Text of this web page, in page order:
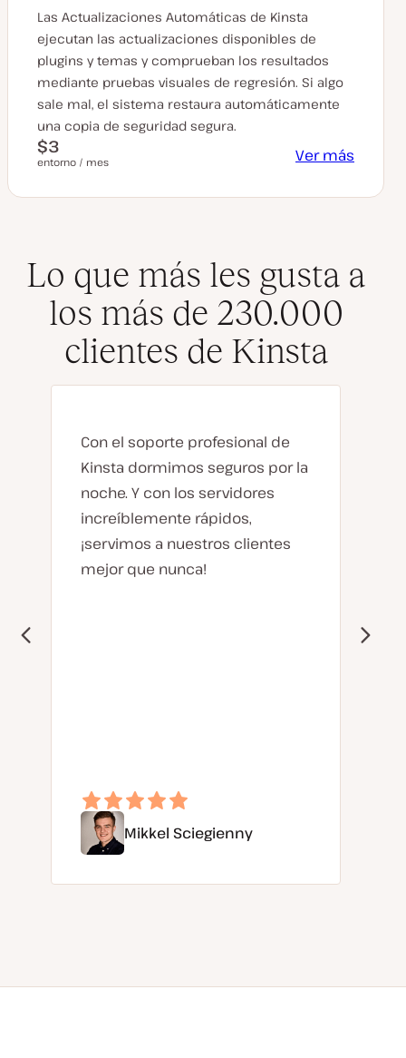
Las Actualizaciones Automáticas de Kinsta
ejecutan las actualizaciones disponibles de
plugins y temas y comprueban los resultados
mediante pruebas visuales de regresión. Si algo
sale mal, el sistema restaura automáticamente
una copia de seguridad segura.
$3
entorno / mes Ver más
Lo que más les gusta a
los más de 230.000
clientes de Kinsta
Con el soporte profesional de
Kinsta dormimos seguros por la
noche. Y con los servidores
increíblemente rápidos,
¡servimos a nuestros clientes
mejor que nunca!
Mikkel Sciegienny